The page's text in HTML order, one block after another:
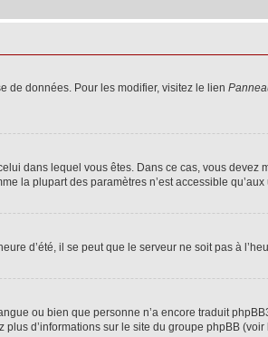
de données. Pour les modifier, visitez le lien
dans lequel vous êtes. Dans ce cas, vous
la plupart des paramètres n’est accessible
d’été, il se peut que le serveur ne soit pas à
ou bien que personne n’a encore traduit
d’informations sur le site du groupe phpBB